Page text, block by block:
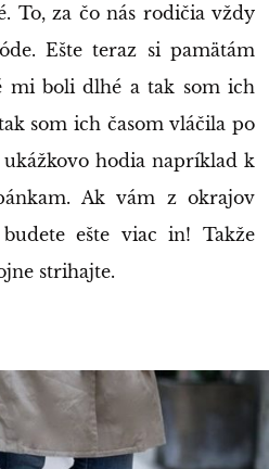
To, za čo nás rodičia vždy
Ešte teraz si pamätám
mi boli dlhé a tak som ich
som ich časom vláčila po
ukážkovo hodia napríklad k
Ak vám z okrajov
ešte viac in! Takže
strihajte.